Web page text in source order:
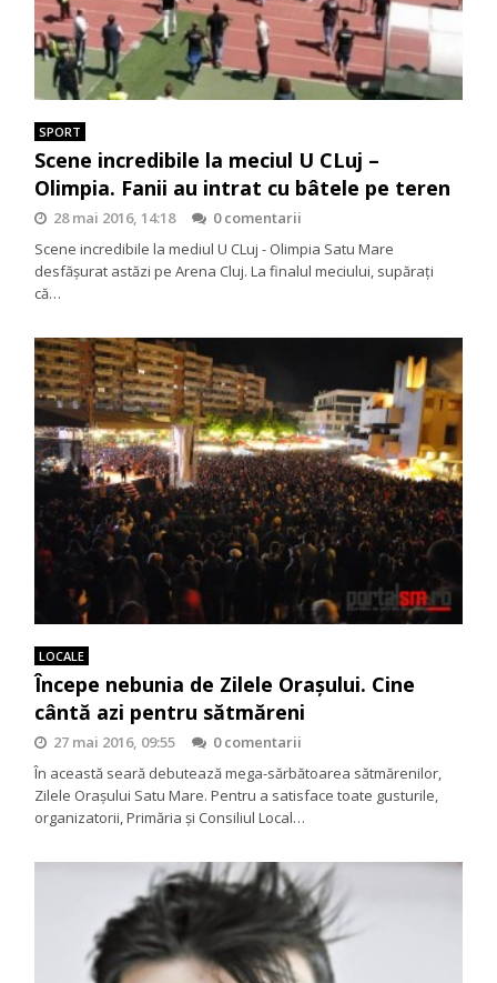
SPORT
Scene incredibile la meciul U CLuj –
Olimpia. Fanii au intrat cu bâtele pe teren
28 mai 2016, 14:18
0 comentarii
Scene incredibile la mediul U CLuj - Olimpia Satu Mare
desfăşurat astăzi pe Arena Cluj. La finalul meciului, supăraţi
că…
LOCALE
Începe nebunia de Zilele Orașului. Cine
cântă azi pentru sătmăreni
27 mai 2016, 09:55
0 comentarii
În această seară debutează mega-sărbătoarea sătmărenilor,
Zilele Orașului Satu Mare. Pentru a satisface toate gusturile,
organizatorii, Primăria și Consiliul Local…